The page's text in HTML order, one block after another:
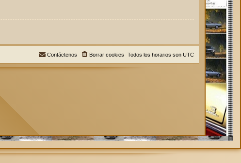
Todos los horarios son UTC
Borrar cookies
Contáctenos